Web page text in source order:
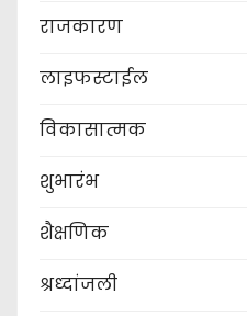
राजकारण
लाइफस्टाईल
विकासात्मक
शुभारंभ
शैक्षणिक
श्रध्दांजली